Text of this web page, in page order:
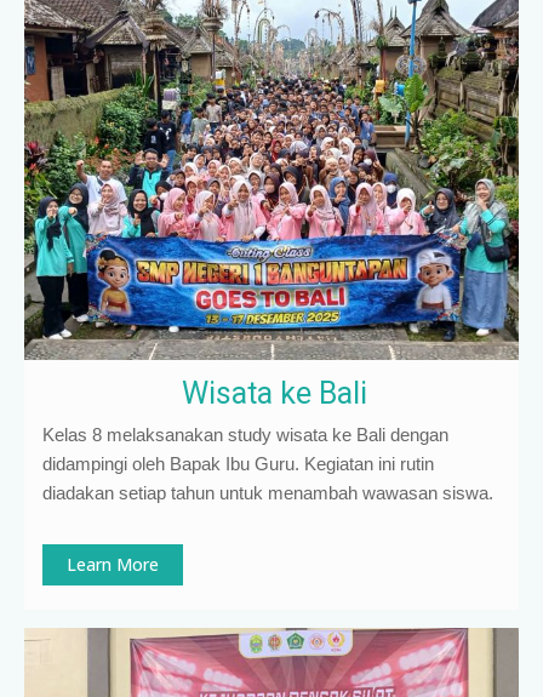
Wisata ke Bali
Kelas 8 melaksanakan study wisata ke Bali dengan
didampingi oleh Bapak Ibu Guru. Kegiatan ini rutin
diadakan setiap tahun untuk menambah wawasan siswa.
Learn More